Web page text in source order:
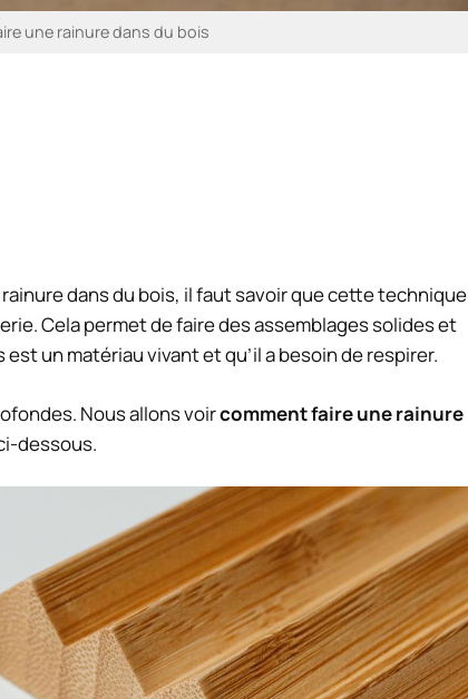
une rainure dans du bois
dans du bois, il faut savoir que cette technique
Cela permet de faire des assemblages solides et
un matériau vivant et qu’il a besoin de respirer.
Nous allons voircomment faire une rainure
dessous.